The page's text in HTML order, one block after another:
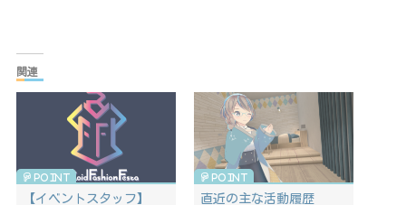
関連
【イベントスタッフ】
直近の主な活動履歴